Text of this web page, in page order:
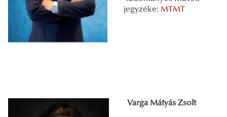
jegyzéke: MTMT
Varga Mátyás Zsolt